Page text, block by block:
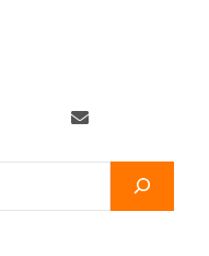
TelegramNewsletter